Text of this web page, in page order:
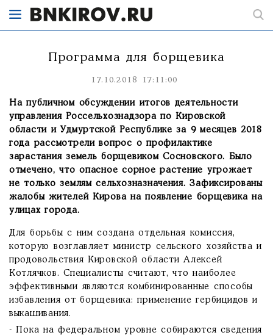
Программа для борщевика
17.10.2018 17:11:00
На публичном обсуждении итогов деятельности
управления Россельхознадзора по Кировской
области и Удмуртской Республике за 9 месяцев 2018
года рассмотрели вопрос о профилактике
зарастания земель борщевиком Сосновского. Было
отмечено, что опасное сорное растение угрожает
не только землям сельхозназначения. Зафиксированы
жалобы жителей Кирова на появление борщевика на
улицах города.
Для борьбы с ним создана отдельная комиссия,
которую возглавляет министр сельского хозяйства и
продовольствия Кировской области Алексей
Котлячков. Специалисты считают, что наиболее
эффективными являются комбинированные способы
избавления от борщевика: применение гербицидов и
выкашивания.
- Пока на федеральном уровне собираются сведения